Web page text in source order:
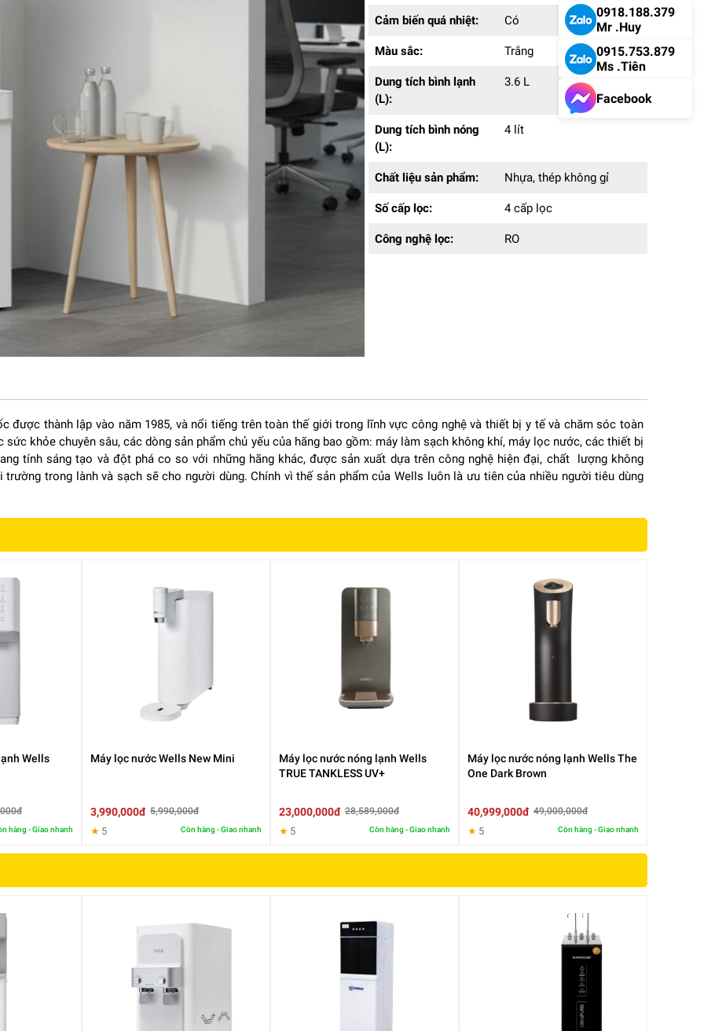
thẩm mỹ.
nhau.
Cảm biến quá nhiệt: Có
Màu sắc: Trắng
Dung tích bình lạnh
(L):
3.6 L
Dung tích bình nóng
(L):
4 lít
Chất liệu sản phẩm: Nhựa, thép không gỉ
Số cấp lọc: 4 cấp lọc
Công nghệ lọc: RO
được thành lập vào năm 1985, và nổi tiếng trên toàn thế giới trong lĩnh vực công nghệ và thiết bị y tế và chăm sóc toàn
sức khỏe chuyên sâu, các dòng sản phẩm chủ yếu của hãng bao gồm: máy làm sạch không khí, máy lọc nước, các thiết bị
tính sáng tạo và đột phá co so với những hãng khác, được sản xuất dựa trên công nghệ hiện đại, chất lượng không
trong lành và sạch sẽ cho người dùng. Chính vì thế sản phẩm của Wells luôn là ưu tiên của nhiều người tiêu dùng
Wells
hàng - Giao nhanh
Máy lọc nước Wells New Mini
3,990,000đ 5,990,000đ
★ 5 Còn hàng - Giao nhanh
Máy lọc nước nóng lạnh Wells
TRUE TANKLESS UV+
23,000,000đ 28,589,000đ
★ 5 Còn hàng - Giao nhanh
Máy lọc nước nóng lạnh Wells The
One Dark Brown
40,999,000đ 49,000,000đ
★ 5 Còn hàng - Giao nhanh
0918.188.379
Mr .Huy
0915.753.879
Ms .Tiên
Facebook